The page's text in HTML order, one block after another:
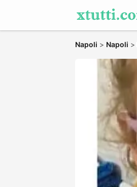
Napoli > Napoli >